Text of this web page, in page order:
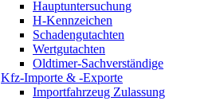
Hauptuntersuchung
H-Kennzeichen
Schadengutachten
Wertgutachten
Oldtimer-Sachverständige
Kfz-Importe & -Exporte
Importfahrzeug Zulassung